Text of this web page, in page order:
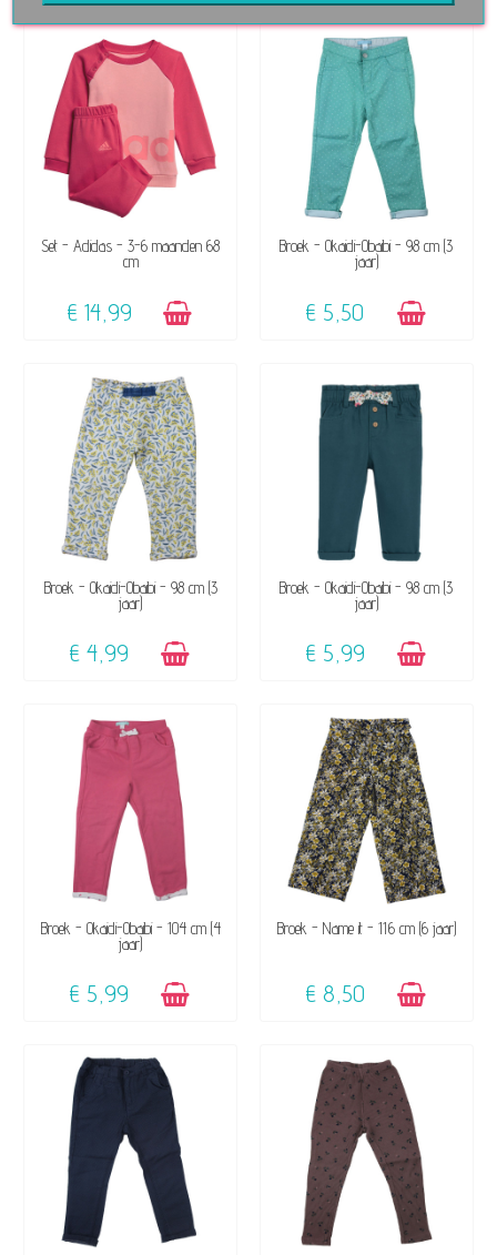
BESCHIKBAAR
Set - Adidas - 3-6 maanden 68
cm
€ 14,99
BESCHIKBAAR
Broek - Okaidi-Obaibi - 98 cm (3
jaar)
€ 5,50
BESCHIKBAAR
Broek - Okaidi-Obaibi - 98 cm (3
jaar)
€ 4,99
BESCHIKBAAR
Broek - Okaidi-Obaibi - 98 cm (3
jaar)
€ 5,99
BESCHIKBAAR
Broek - Okaidi-Obaibi - 104 cm (4
jaar)
€ 5,99
BESCHIKBAAR
Broek - Name it - 116 cm (6 jaar)
€ 8,50